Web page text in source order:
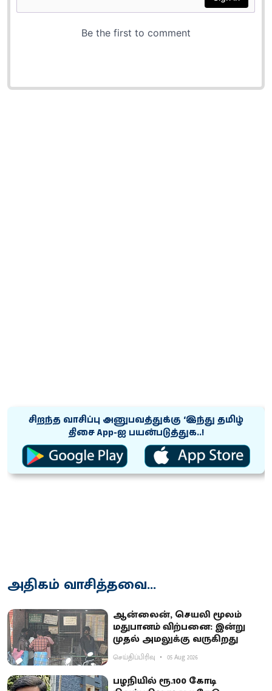
சிறந்த வாசிப்பு அனுபவத்துக்கு ‘இந்து தமிழ்
திசை App-ஐ பயன்படுத்துக..!
அதிகம் வாசித்தவை...
ஆன்லைன், செயலி மூலம்
மதுபானம் விற்பனை: இன்று
முதல் அமலுக்கு வருகிறது
செய்திப்பிரிவு 05 Aug 2026
பழநியில் ரூ.100 கோடி